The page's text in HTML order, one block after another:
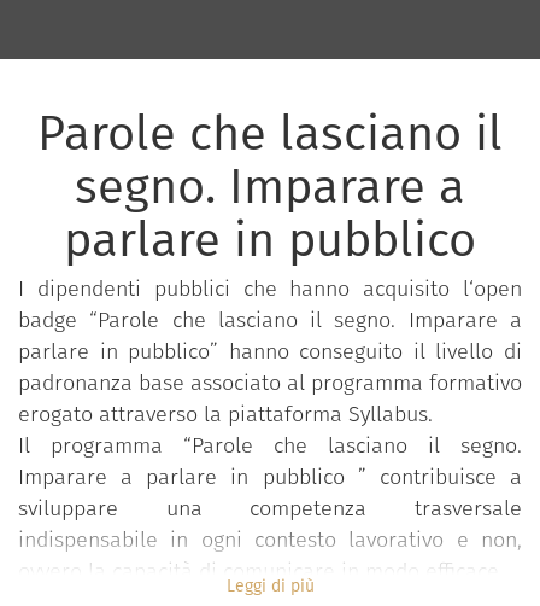
Parole che lasciano il
segno. Imparare a
parlare in pubblico
I dipendenti pubblici che hanno acquisito l‘open
badge “Parole che lasciano il segno. Imparare a
parlare in pubblico” hanno conseguito il livello di
padronanza base associato al programma formativo
erogato attraverso la piattaforma Syllabus.
Il programma “Parole che lasciano il segno.
Imparare a parlare in pubblico ” contribuisce a
sviluppare una competenza trasversale
indispensabile in ogni contesto lavorativo e non,
ovvero la capacità di comunicare in modo efficace.
Leggi di più